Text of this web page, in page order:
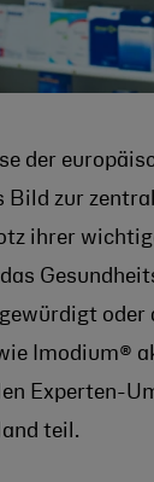
der
Bild zur
ihrer
Imodium®
Experten-
teil.